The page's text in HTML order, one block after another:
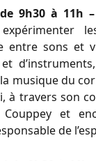
9h30 à 11h
entre sons et
musique du
à travers son
et
de